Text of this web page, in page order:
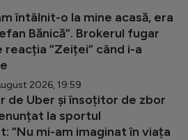
întâlnit-o la mine acasă, era
Bănică”. Brokerul fugar
”Zeiței” când i-a
2026, 19:59
de Uber și însoțitor de zbor
la sportul
”Nu mi-am imaginat în viața